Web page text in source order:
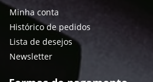
Minha conta
Histórico de pedidos
Lista de desejos
Newsletter